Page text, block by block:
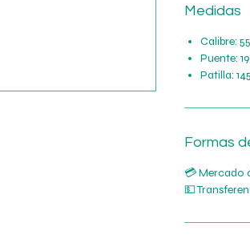
Medidas
Calibre:
Puente:
Patilla:
Formas
💳 Mercado
💵